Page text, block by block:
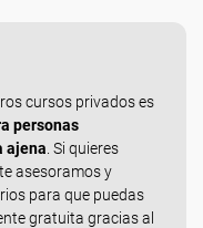
cursos privados es
personas
ajena . Si quieres
asesoramos y
para que puedas
gratuita gracias al